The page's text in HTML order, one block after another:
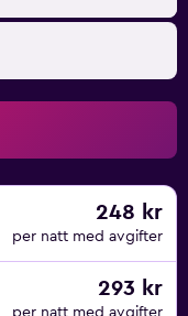
248 kr
per natt med avgifter
293 kr
per natt med avgifter